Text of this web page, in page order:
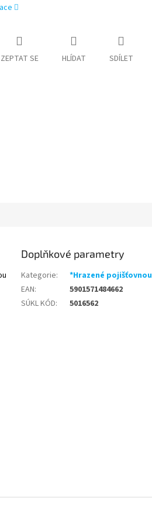
ZEPTAT SE HLÍDAT SDÍLET
Doplňkové parametry
Kategorie:
*Hrazené pojišťovnou
EAN:
5901571484662
SÚKL KÓD: 5016562